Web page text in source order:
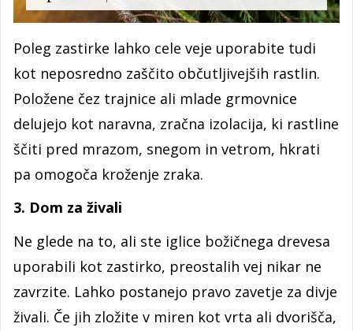
Poleg zastirke lahko cele veje uporabite tudi
kot neposredno zaščito občutljivejših rastlin.
Položene čez trajnice ali mlade grmovnice
delujejo kot naravna, zračna izolacija, ki rastline
ščiti pred mrazom, snegom in vetrom, hkrati
pa omogoča kroženje zraka.
3. Dom za živali
Ne glede na to, ali ste iglice božičnega drevesa
uporabili kot zastirko, preostalih vej nikar ne
zavrzite. Lahko postanejo pravo zavetje za divje
živali. Če jih zložite v miren kot vrta ali dvorišča,